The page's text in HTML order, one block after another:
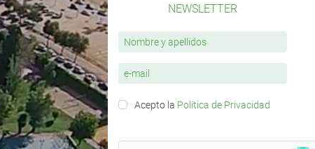
NEWSLETTER
Acepto la Política de Privacidad